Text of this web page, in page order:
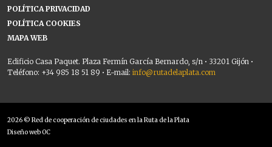
POLÍTICA PRIVACIDAD
POLÍTICA COOKIES
MAPA WEB
Edificio Casa Paquet. Plaza Fermín García Bernardo, s/n • 33201 Gijón •
Teléfono: +34 985 18 51 89 • E-mail: info@rutadelaplata.com
2026 © Red de cooperación de ciudades en la Ruta de la Plata
Diseño web OC